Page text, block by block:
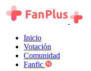
Inicio
Votación
Comunidad
Fanfic